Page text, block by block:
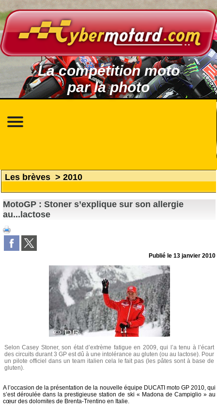
La compétition moto
par la photo
Les brèves > 2010
MotoGP : Stoner s’explique sur son allergie
au...lactose
Publié le13 janvier 2010
Selon Casey Stoner, son état d’extrème fatigue en 2009, qui l’a tenu à l’écart
des circuits durant 3 GP est dû à une intolérance au gluten (ou au lactose). Pour
un pilote officiel dans un team italien cela le fait pas (les pâtes sont à base de
gluten).
A l’occasion de la présentation de la nouvelle équipe DUCATI moto GP 2010, qui
s’est déroulée dans la prestigieuse station de ski « Madona de Campiglio » au
cœur des dolomites de Brenta-Trentino en Italie.